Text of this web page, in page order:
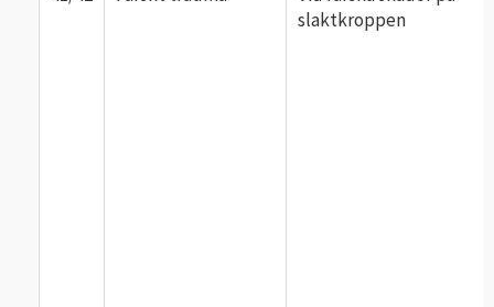
slaktkroppen